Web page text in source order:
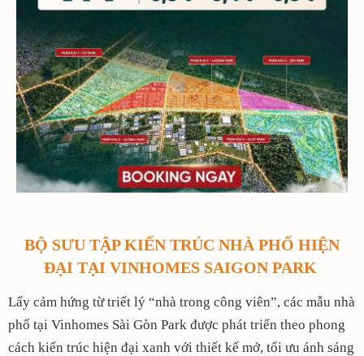
BỘ SƯU TẬP KIẾN TRÚC NHÀ PHỐ HIỆN
ĐẠI TẠI VINHOMES SAIGON PARK
Lấy cảm hứng từ triết lý “nhà trong công viên”, các mẫu nhà
phố tại Vinhomes Sài Gòn Park được phát triển theo phong
cách kiến trúc hiện đại xanh với thiết kế mở, tối ưu ánh sáng